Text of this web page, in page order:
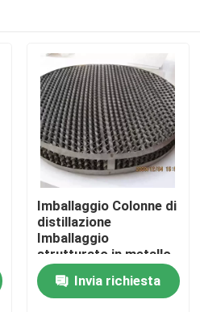
Imballaggio Colonne di
distillazione
Imballaggio
strutturato in metallo
Imballaggio in filo in
acciaio inossidabile
Imballaggio in garza
Invia richiesta